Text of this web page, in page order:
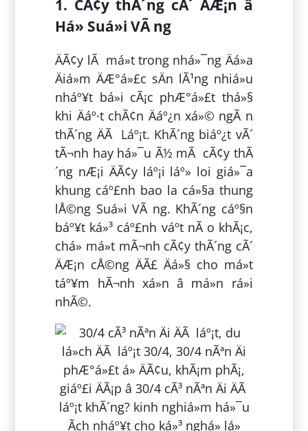
1. CÃ¢y thÃ´ng cÃ´ ÄÆ¡n â
Há» Suá»i VÃ ng
ÄÃ¢y lÃ má»t trong nhá»¯ng Äá»a
Äiá»m ÄÆ°á»£c sÄn lÃ¹ng nhiá»u
nháº¥t bá»i cÃ¡c phÆ°á»£t thá»§
khi Äáº·t chÃ¢n Äáº¿n xá»© ngÃ n
thÃ´ng ÄÃ Láº¡t. KhÃ´ng biáº¿t vÃ´
tÃ¬nh hay há»¯u Ã½ mÃ cÃ¢y thÃ
´ng nÆ¡i ÄÃ¢y láº¡i láº» loi giá»¯a
khung cáº£nh bao la cá»§a thung
lÅ©ng Suá»i VÃ ng. KhÃ´ng cáº§n
báº¥t ká»³ cáº£nh váº­t nÃ o khÃ¡c,
chá» má»t mÃ¬nh cÃ¢y thÃ´ng cÃ´
ÄÆ¡n cÅ©ng ÄÃ£ Äá»§ cho má»t
táº¥m hÃ¬nh xá»n â má»n rá»i
nhÃ©.